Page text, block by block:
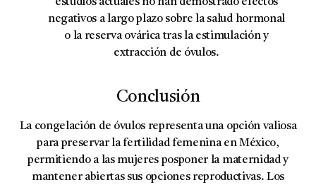
negativos a largo plazo sobre la salud hormonal
o la reserva ovárica tras la estimulación y
extracción de óvulos.
Conclusión
La congelación de óvulos representa una opción valiosa
para preservar la fertilidad femenina en México,
permitiendo a las mujeres posponer la maternidad y
mantener abiertas sus opciones reproductivas. Los